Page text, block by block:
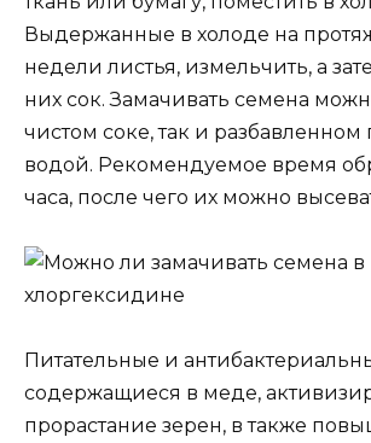
Выдержанные в холоде на
недели листья, измельчить, а
них сок. Замачивать семена
чистом соке, так и разбавленном
водой. Рекомендуемое время
часа, после чего их можно
Питательные и
содержащиеся в меде,
прорастание зерен, в также